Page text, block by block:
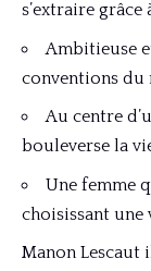
s’extraire grâce
Ambitieuse
conventions du
Au centre
bouleverse la
Une femme
choisissant une
Manon Lescaut